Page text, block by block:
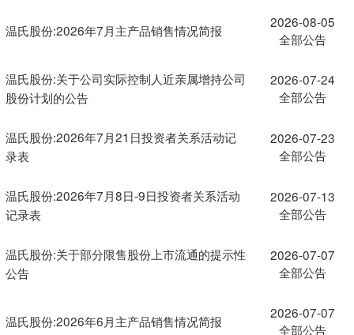
温氏股份:2026年7月主产品销售情况简报
2026-08-05
全部公告
温氏股份:关于公司实际控制人近亲属增持公司
股份计划的公告
2026-07-24
全部公告
温氏股份:2026年7月21日投资者关系活动记
录表
2026-07-23
全部公告
温氏股份:2026年7月8日-9日投资者关系活动
记录表
2026-07-13
全部公告
温氏股份:关于部分限售股份上市流通的提示性
公告
2026-07-07
全部公告
温氏股份:2026年6月主产品销售情况简报
2026-07-07
全部公告